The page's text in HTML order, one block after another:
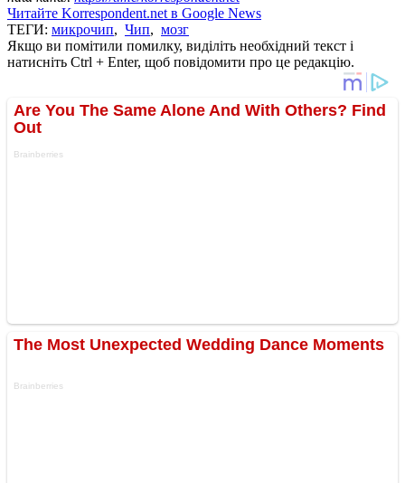
Читайте Korrespondent.net в Google News
ТЕГИ: микрочип, Чип, мозг
Якщо ви помітили помилку, виділіть необхідний текст і
натисніть Ctrl + Enter, щоб повідомити про це редакцію.